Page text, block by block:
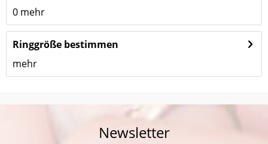
0 mehr
Ringgröße bestimmen
mehr
Newsletter